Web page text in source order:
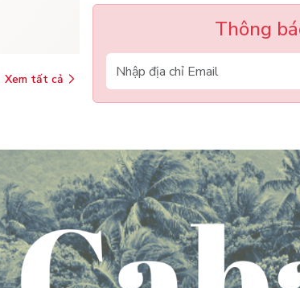
Xem tất cả
Thông